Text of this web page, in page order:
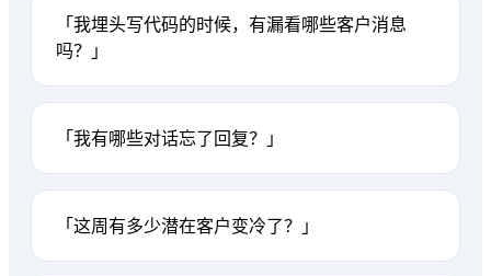
「我埋头写代码的时候，有漏看哪些客户消息
吗？」
「我有哪些对话忘了回复？」
「这周有多少潜在客户变冷了？」